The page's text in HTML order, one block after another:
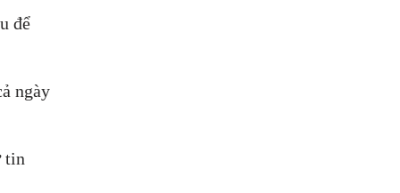
để
ngày
tin